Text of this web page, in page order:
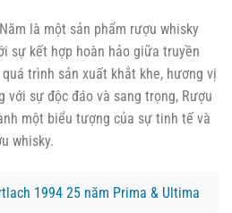
là một sản phẩm rượu whisky
sự kết hợp hoàn hảo giữa truyền
trình sản xuất khắt khe, hương vị
với sự độc đáo và sang trọng, Rượu
một biểu tượng của sự tinh tế và
whisky.
1994 25 năm Prima & Ultima